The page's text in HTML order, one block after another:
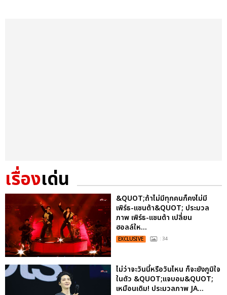
เรื่องเด่น
&QUOT;ถ้าไม่มีทุกคนก็คงไม่มี
เพิร์ธ-แซนต้า&QUOT; ประมวล
ภาพ เพิร์ธ-แซนต้า เปลี่ยน
ฮอลล์ให...
EXCLUSIVE : 34
ไม่ว่าจะวันนี้หรือวันไหน ก็จะยังภูมิใจ
ในตัว &QUOT;แจบอม&QUOT;
เหมือนเดิม! ประมวลภาพ JA...